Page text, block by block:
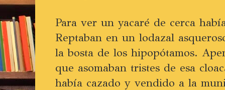
Para ver un yacaré de cerca
Reptaban en un lodazal
la bosta de los hipopótamos.
que asomaban tristes de esa
había cazado y vendido a la